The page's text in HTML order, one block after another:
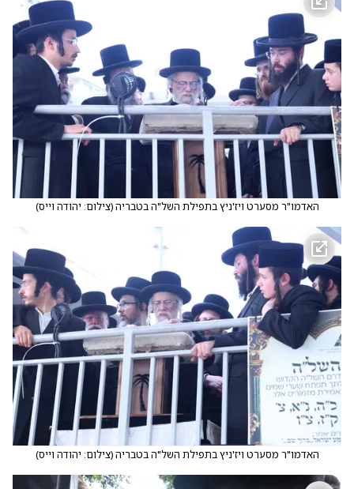
האדמו"ר מסערט ויז'ניץ בתפילת השל"ה בטבריה(צילום: יהודה וייס)
האדמו"ר מסערט ויז'ניץ בתפילת השל"ה בטבריה(צילום: יהודה וייס)